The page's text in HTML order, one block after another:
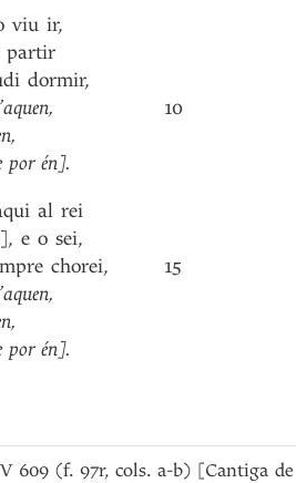
viu ir,
partir
dormir,
,
,
por én].
al rei
, e o sei,
chorei,
,
,
por én].
10
15
609 (f. 97r, cols. a-b) [Cantiga